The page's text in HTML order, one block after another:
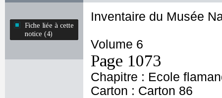
Fiche liée à cette
notice (4)
Inventaire du Musée
Volume 6
Page 1073
Chapitre : Ecole
Carton : Carton 86